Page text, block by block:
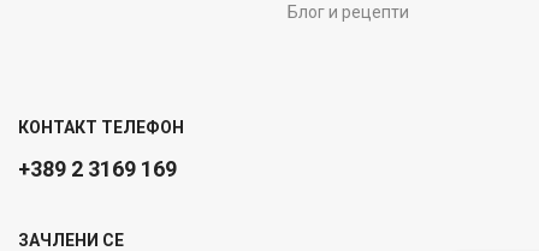
Блог и рецепти
КОНТАКТ ТЕЛЕФОН
+389 2 3169 169
ЗАЧЛЕНИ СЕ